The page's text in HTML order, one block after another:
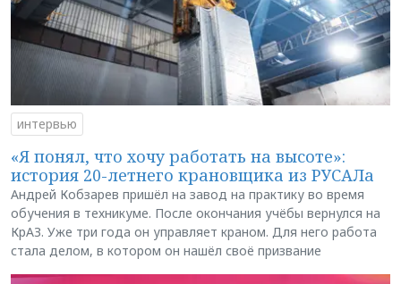
интервью
«Я понял, что хочу работать на высоте»:
история 20-летнего крановщика из РУСАЛа
Андрей Кобзарев пришёл на завод на практику во время
обучения в техникуме. После окончания учёбы вернулся на
КрАЗ. Уже три года он управляет краном. Для него работа
стала делом, в котором он нашёл своё призвание